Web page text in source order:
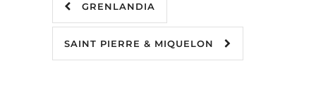
GRENLANDIA
SAINT PIERRE & MIQUELON